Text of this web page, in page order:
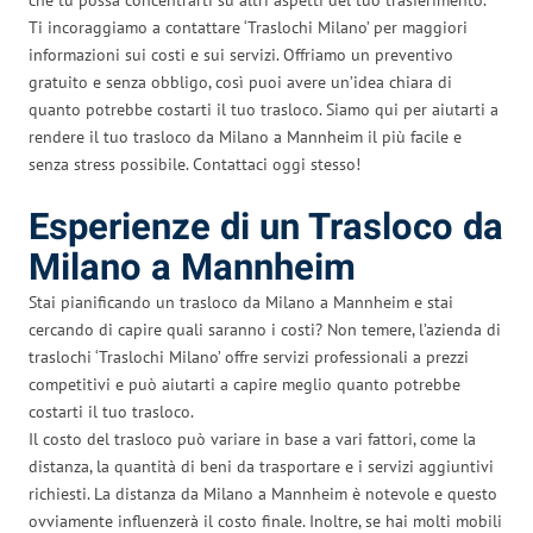
Ti incoraggiamo a contattare ‘Traslochi Milano’ per maggiori
informazioni sui costi e sui servizi. Offriamo un preventivo
gratuito e senza obbligo, così puoi avere un’idea chiara di
quanto potrebbe costarti il tuo trasloco. Siamo qui per aiutarti a
rendere il tuo trasloco da Milano a Mannheim il più facile e
senza stress possibile. Contattaci oggi stesso!
Esperienze di un Trasloco da
Milano a Mannheim
Stai pianificando un trasloco da Milano a Mannheim e stai
cercando di capire quali saranno i costi? Non temere, l’azienda di
traslochi ‘Traslochi Milano’ offre servizi professionali a prezzi
competitivi e può aiutarti a capire meglio quanto potrebbe
costarti il tuo trasloco.
Il costo del trasloco può variare in base a vari fattori, come la
distanza, la quantità di beni da trasportare e i servizi aggiuntivi
richiesti. La distanza da Milano a Mannheim è notevole e questo
ovviamente influenzerà il costo finale. Inoltre, se hai molti mobili